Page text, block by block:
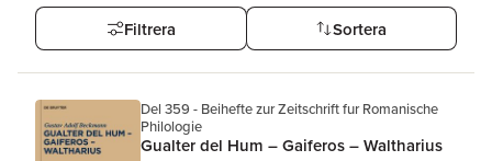
Filtrera Sortera
Del 359 - Beihefte zur Zeitschrift fur Romanische
Philologie
Gualter del Hum – Gaiferos – Waltharius